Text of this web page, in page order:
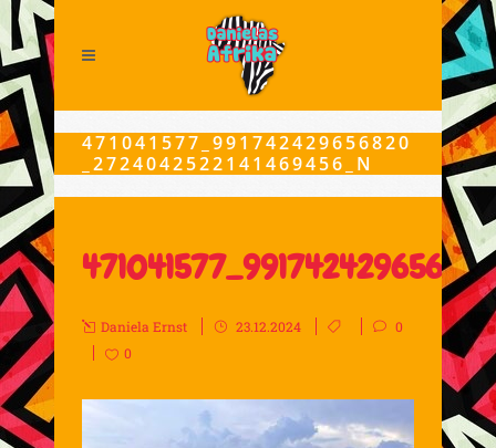
471041577_991742429656820
_2724042522141469456_N
Daniela Ernst 23.12.2024
0
0